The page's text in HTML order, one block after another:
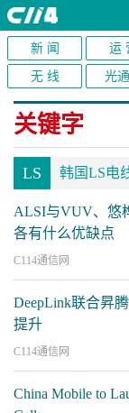
新 闻 运
无 线 光
关键字
LS 韩国LS电
ALSI与VUV、悠
各有什么优缺点
C114通信网
DeepLink联合昇
提升
C114通信网
China Mobile to